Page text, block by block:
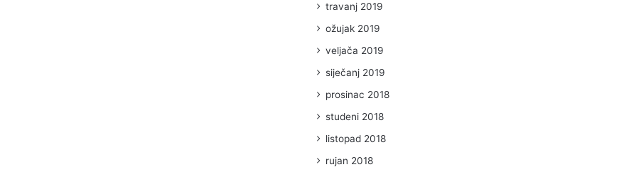
travanj 2019
ožujak 2019
veljača 2019
siječanj 2019
prosinac 2018
studeni 2018
listopad 2018
rujan 2018